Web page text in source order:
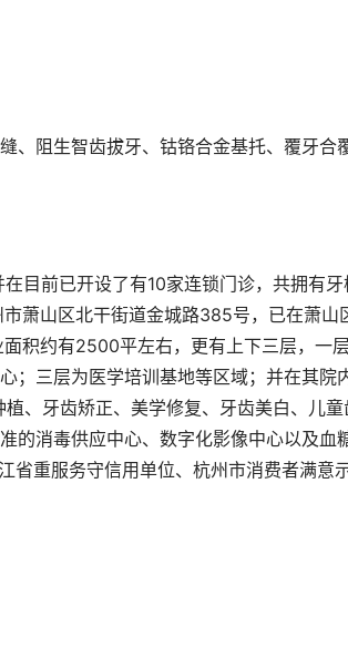
、阻生智齿拔牙、钴铬合金基托、覆牙合
目前已开设了有10家连锁门诊，共拥有牙
萧山区北干街道金城路385号，已在萧山
积约有2500平左右，更有上下三层，一
；三层为医学培训基地等区域；并在其院
、牙齿矫正、美学修复、牙齿美白、儿童
的消毒供应中心、数字化影像中心以及血
省重服务守信用单位、杭州市消费者满意